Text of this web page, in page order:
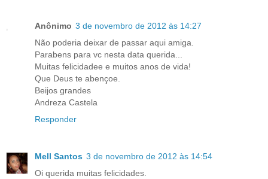
Anônimo 3 de novembro de 2012 às 14:27
Não poderia deixar de passar aqui amiga.
Parabens para vc nesta data querida...
Muitas felicidadee e muitos anos de vida!
Que Deus te abençoe.
Beijos grandes
Andreza Castela
Responder
Mell Santos 3 de novembro de 2012 às 14:54
Oi querida muitas felicidades.